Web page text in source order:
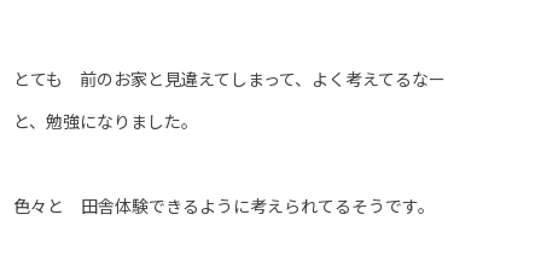
とても 前のお家と見違えてしまって、よく考えてるなー
と、勉強になりました。
色々と 田舎体験できるように考えられてるそうです。